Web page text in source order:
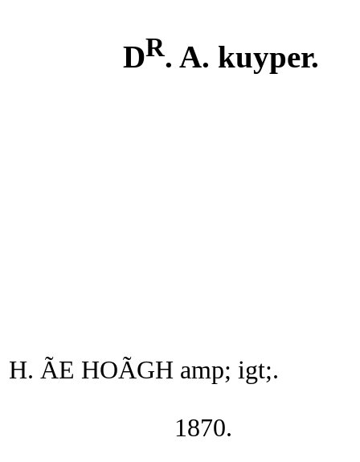
DR. A. kuyper.
H. ÃE HOÃGH amp; igt;.
1870.